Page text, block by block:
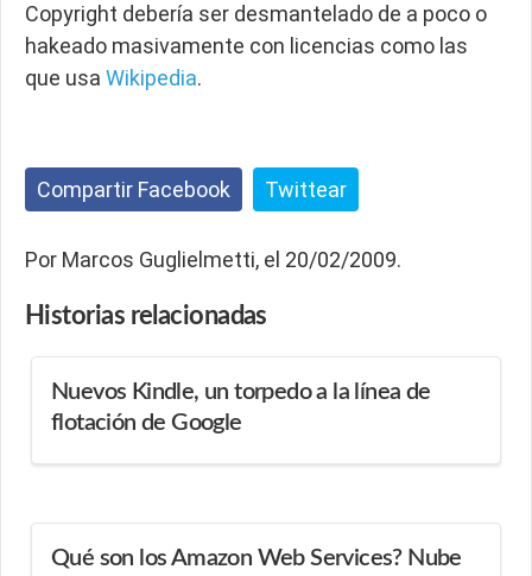
Copyright debería ser desmantelado de a poco o
hakeado masivamente con licencias como las
que usa Wikipedia.
Compartir Facebook Twittear
Por Marcos Guglielmetti, el 20/02/2009.
Historias relacionadas
Nuevos Kindle, un torpedo a la línea de
flotación de Google
Qué son los Amazon Web Services? Nube